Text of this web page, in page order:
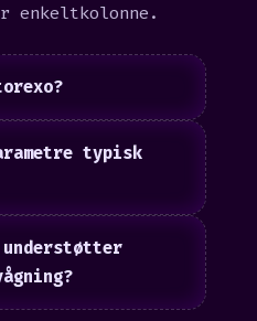
enkeltkolonne.
typisk